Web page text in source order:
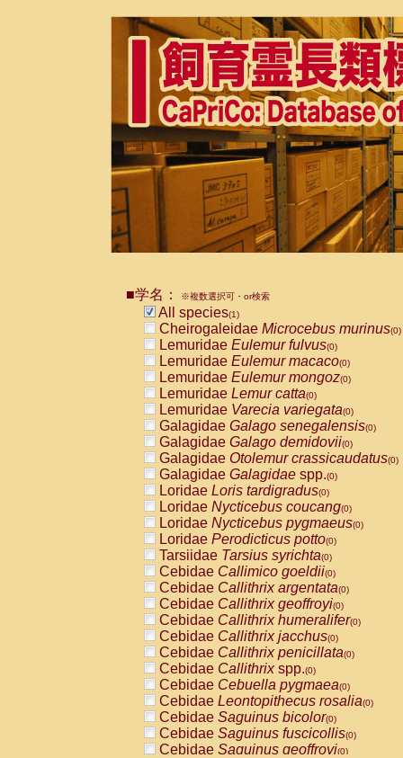
■学名： ※複数選択可・or検索
All species(1)
Cheirogaleidae Microcebus murinus(0)
Lemuridae Eulemur fulvus(0)
Lemuridae Eulemur macaco(0)
Lemuridae Eulemur mongoz(0)
Lemuridae Lemur catta(0)
Lemuridae Varecia variegata(0)
Galagidae Galago senegalensis(0)
Galagidae Galago demidovii(0)
Galagidae Otolemur crassicaudatus(0)
Galagidae Galagidae spp.(0)
Loridae Loris tardigradus(0)
Loridae Nycticebus coucang(0)
Loridae Nycticebus pygmaeus(0)
Loridae Perodicticus potto(0)
Tarsiidae Tarsius syrichta(0)
Cebidae Callimico goeldii(0)
Cebidae Callithrix argentata(0)
Cebidae Callithrix geoffroyi(0)
Cebidae Callithrix humeralifer(0)
Cebidae Callithrix jacchus(0)
Cebidae Callithrix penicillata(0)
Cebidae Callithrixspp.(0)
Cebidae Cebuella pygmaea(0)
Cebidae Leontopithecus rosalia(0)
Cebidae Saguinus bicolor(0)
Cebidae Saguinus fuscicollis(0)
Cebidae Saguinus geoffroyi(0)